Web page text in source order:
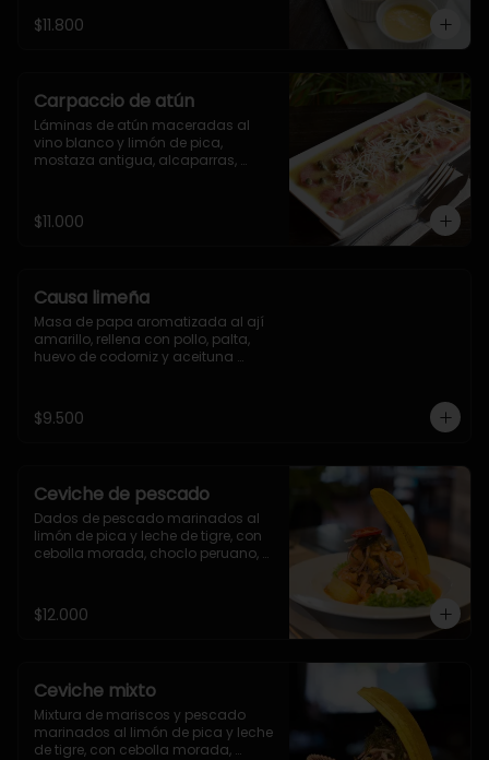
$11.800
Carpaccio de atún
Láminas de atún maceradas al
vino blanco y limón de pica,
mostaza antigua, alcaparras,
$11.000
Causa limeña
Masa de papa aromatizada al ají
amarillo, rellena con pollo, palta,
huevo de codorniz y aceituna
$9.500
Ceviche de pescado
Dados de pescado marinados al
limón de pica y leche de tigre, con
cebolla morada, choclo peruano,
$12.000
Ceviche mixto
Mixtura de mariscos y pescado
marinados al limón de pica y leche
de tigre, con cebolla morada,